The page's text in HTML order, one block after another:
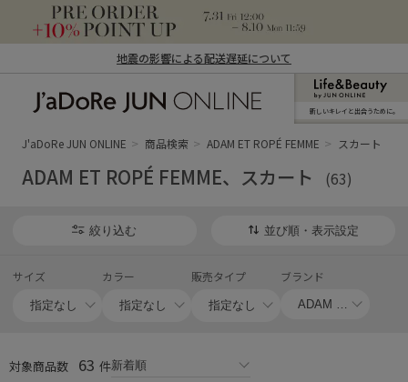
地震の影響による配送遅延について
ン オンライン）
新しいキレイと出合うために。
J'aDoRe JUN ONLINE 商品検索 ADAM ET ROPÉ FEMME スカート
ADAM ET ROPÉ FEMME、スカート (63)
絞り込む 並び順・表示設定
サイズ カラー 販売タイプ ブランド
対象商品数 63 件